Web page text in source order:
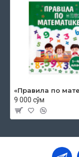
9 000 сўм